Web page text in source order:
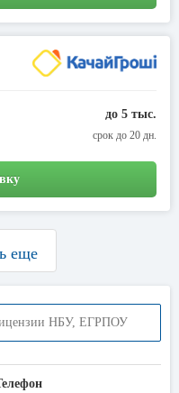
до 5 тыс.
срок до 20 дн.
еще